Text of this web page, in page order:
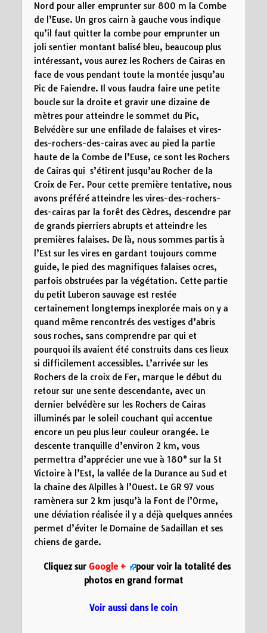
Nord pour aller emprunter sur 800 m la Combe
de l’Euse. Un gros cairn à gauche vous indique
qu’il faut quitter la combe pour emprunter un
joli sentier montant balisé bleu, beaucoup plus
intéressant, vous aurez les Rochers de Cairas en
face de vous pendant toute la montée jusqu’au
Pic de Faiendre. Il vous faudra faire une petite
boucle sur la droite et gravir une dizaine de
mètres pour atteindre le sommet du Pic,
Belvédère sur une enfilade de falaises et vires-
des-rochers-des-cairas avec au pied la partie
haute de la Combe de l’Euse, ce sont les Rochers
de Cairas qui s’étirent jusqu’au Rocher de la
Croix de Fer. Pour cette première tentative, nous
avons préféré atteindre les vires-des-rochers-
des-cairas par la forêt des Cèdres, descendre par
de grands pierriers abrupts et atteindre les
premières falaises. De là, nous sommes partis à
l’Est sur les vires en gardant toujours comme
guide, le pied des magnifiques falaises ocres,
parfois obstruées par la végétation. Cette partie
du petit Luberon sauvage est restée
certainement longtemps inexplorée mais on y a
quand même rencontrés des vestiges d’abris
sous roches, sans comprendre par qui et
pourquoi ils avaient été construits dans ces lieux
si difficilement accessibles. L’arrivée sur les
Rochers de la croix de Fer, marque le début du
retour sur une sente descendante, avec un
dernier belvédère sur les Rochers de Cairas
illuminés par le soleil couchant qui accentue
encore un peu plus leur couleur orangée. Le
descente tranquille d’environ 2 km, vous
permettra d’apprécier une vue à 180° sur la St
Victoire à l’Est, la vallée de la Durance au Sud et
la chaine des Alpilles à l’Ouest. Le GR 97 vous
ramènera sur 2 km jusqu’à la Font de l’Orme,
une déviation réalisée il y a déjà quelques années
permet d’éviter le Domaine de Sadaillan et ses
chiens de garde.
Cliquez sur Google +
pour voir la totalité des
photos en grand format
Voir aussi dans le coin